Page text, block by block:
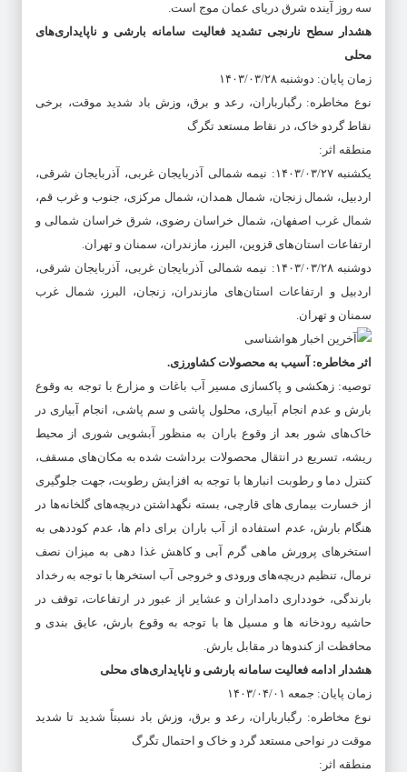
سه روز آینده شرق دریای عمان موج است.
هشدار سطح نارنجی تشدید فعالیت سامانه بارشی و ناپایداری‌های
محلی
زمان پایان: دوشنبه ۱۴۰۳/۰۳/۲۸
نوع مخاطره: رگبارباران، رعد و برق، وزش باد شدید موقت، برخی
نقاط گردو خاک، در نقاط مستعد تگرگ
منطقه اثر:
یکشنبه ۱۴۰۳/۰۳/۲۷: نیمه شمالی آذربایجان غربی، آذربایجان شرقی،
اردبیل، شمال زنجان، شمال همدان، شمال مرکزی، جنوب و غرب قم،
شمال غرب اصفهان، شمال خراسان رضوی، شرق خراسان شمالی و
ارتفاعات استان‌های قزوین، البرز، مازندران، سمنان و تهران.
دوشنبه ۱۴۰۳/۰۳/۲۸: نیمه شمالی آذربایجان غربی، آذربایجان شرقی،
اردبیل و ارتفاعات استان‌های مازندران، زنجان، البرز، شمال غرب
سمنان و تهران.
اثر مخاطره: آسیب به محصولات کشاورزی.
توصیه: زهکشی و پاکسازی مسیر آب باغات و مزارع با توجه به وقوع
بارش و عدم انجام آبیاری، محلول پاشی و سم پاشی، انجام آبیاری در
خاک‌های شور بعد از وقوع باران به منظور آبشویی شوری از محیط
ریشه، تسریع در انتقال محصولات برداشت شده به مکان‌های مسقف،
کنترل دما و رطوبت انبارها با توجه به افزایش رطوبت، جهت جلوگیری
از خسارت بیماری های قارچی، بسته نگهداشتن دریچه‌های گلخانه‌ها در
هنگام بارش، عدم استفاده از آب باران برای دام ها، عدم کوددهی به
استخرهای پرورش ماهی گرم آبی و کاهش غذا دهی به میزان نصف
نرمال، تنظیم دریچه‌های ورودی و خروجی آب استخرها با توجه به رخداد
بارندگی، خودداری دامداران و عشایر از عبور در ارتفاعات، توقف در
حاشیه رودخانه‌ ها و مسیل‌ ها با توجه به وقوع بارش، عایق بندی و
محافظت از کندوها در مقابل بارش.
هشدار ادامه فعالیت سامانه بارشی و ناپایداری‌های محلی
زمان پایان: جمعه ۱۴۰۳/۰۴/۰۱
نوع مخاطره: رگبارباران، رعد و برق، وزش باد نسبتاً شدید تا شدید
موقت در نواحی مستعد گرد و خاک و احتمال تگرگ
منطقه اثر: